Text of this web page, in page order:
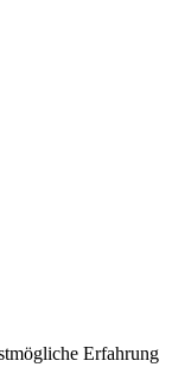
Erfahrung